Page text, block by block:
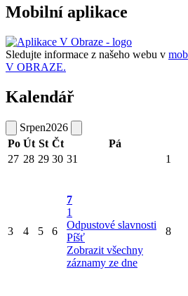
Mobilní aplikace
Sledujte informace z našeho webu v
V OBRAZE.
Kalendář
Srpen2026
Po Út St Čt Pá
27 28 29 30 31 1
3 4 5 6
7
1
Odpustové slavnosti
Píšť
Zobrazit všechny
záznamy ze dne
8